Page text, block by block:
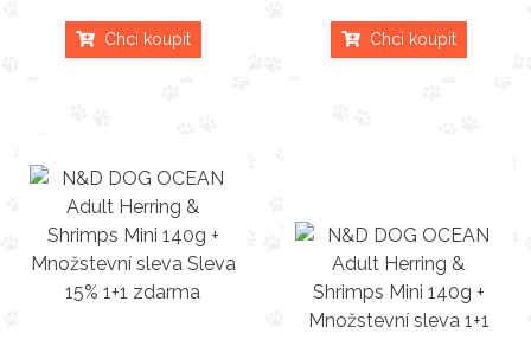
Chci koupit Chci koupit